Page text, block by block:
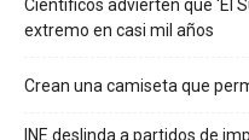
Científicos advierten que ‘El
extremo en casi mil años
Crean una camiseta que
INE deslinda a partidos de